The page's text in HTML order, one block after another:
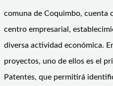
comuna de Coquimbo, cuenta
centro empresarial,
diversa actividad económica.
proyectos, uno de ellos es el
Patentes, que permitirá